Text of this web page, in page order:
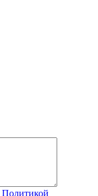
Политикой